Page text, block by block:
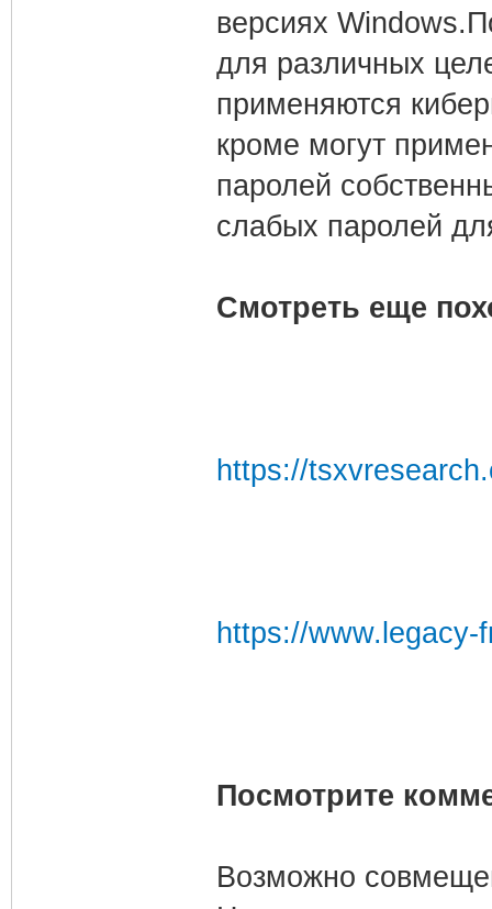
версиях
для различных
применяются
кроме могут
паролей
слабых паролей
Смотреть еще
https://
https://
Посмотрите
Возможно